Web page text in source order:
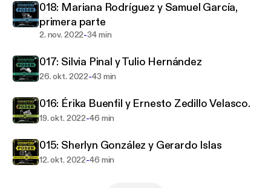
Cada episodio promete intriga, traición y
revelaciones sorprendentes, ofreciendo una mirada
íntima a los privilegios heredados y las alianzas que
han definido generaciones. Sumérgete en Dinastías
del Poder y descubre los secretos mejor guardados
de las familias más influyentes de México.
018: Mariana Rodríguez y Samuel García,
primera parte
2. nov. 2022-34 min
017: Silvia Pinal y Tulio Hernández
26. okt. 2022-43 min
016: Érika Buenfil y Ernesto Zedillo Velasco.
19. okt. 2022-46 min
015: Sherlyn González y Gerardo Islas
12. okt. 2022-46 min